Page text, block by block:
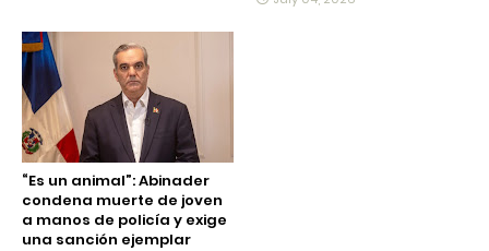
“Es un animal”: Abinader
condena muerte de joven
a manos de policía y exige
una sanción ejemplar